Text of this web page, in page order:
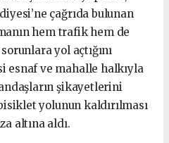
çağrıda bulunan
hem trafik hem de
yol açtığını
esnaf ve mahalle halkıyla
şikayetlerini
yolunun kaldırılması
altına aldı.